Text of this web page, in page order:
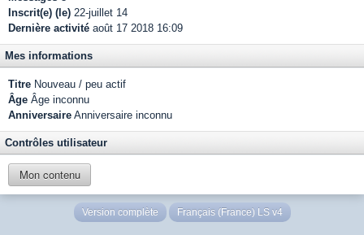
Inscrit(e) (le) 22-juillet 14
Dernière activité août 17 2018 16:09
Mes informations
Titre Nouveau / peu actif
Âge Âge inconnu
Anniversaire Anniversaire inconnu
Contrôles utilisateur
Mon contenu
Version complète Français (France) LS v4